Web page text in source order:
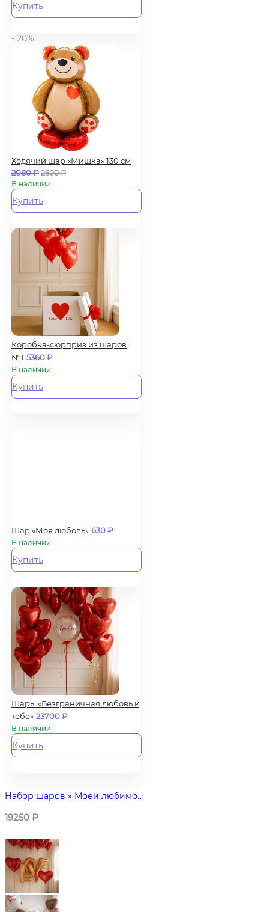
Купить
- 20%
Ходячий шар «Мишка» 130 см
2080₽ 2600₽
В наличии
Купить
Коробка-сюрприз из шаров
№1 5360₽
В наличии
Купить
Шар «Моя любовь» 630₽
В наличии
Купить
Шары «Безграничная любовь к
тебе» 23700₽
В наличии
Купить
Набор шаров » Моей любимо...
19250 ₽